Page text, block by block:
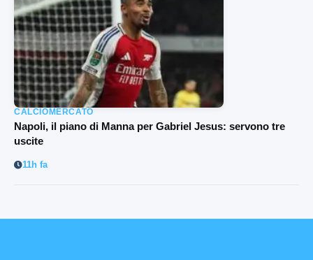
CALCIOMERCATO
Napoli, il piano di Manna per Gabriel Jesus: servono tre
uscite
11h fa